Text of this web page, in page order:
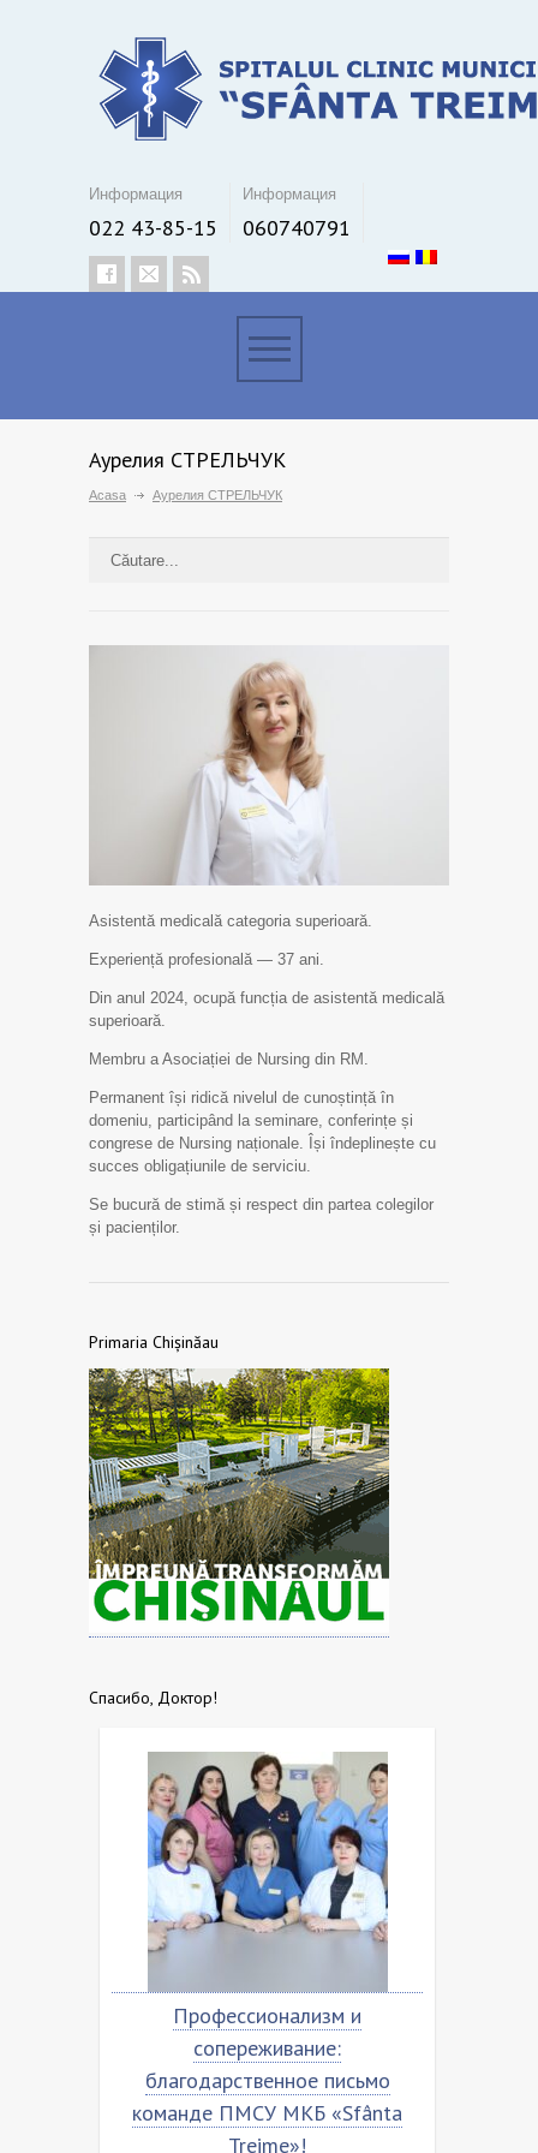
Информация
022 43-85-15
Информация
060740791
Аурелия СТРЕЛЬЧУК
Acasa Аурелия СТРЕЛЬЧУК
Asistentă medicală categoria superioară.
Experiență profesională — 37 ani.
Din anul 2024, ocupă funcția de asistentă medicală
superioară.
Membru a Asociației de Nursing din RM.
Permanent își ridică nivelul de cunoștință în
domeniu, participând la seminare, conferințe și
congrese de Nursing naționale. Își îndeplinește cu
succes obligațiunile de serviciu.
Se bucură de stimă și respect din partea colegilor
și pacienților.
Primaria Chișinăau
Спасибо, Доктор!
Профессионализм и
сопереживание:
благодарственное письмо
команде ПМСУ МКБ «Sfânta
Treime»!